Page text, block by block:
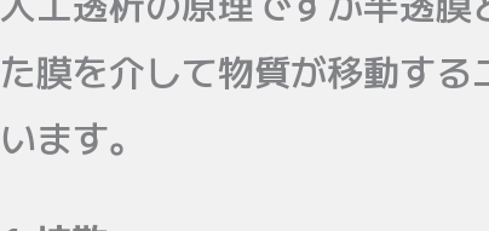
た膜を介して物質が移動す
います。